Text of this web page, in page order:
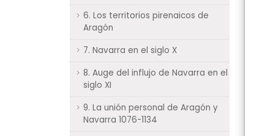
6. Los territorios pirenaicos de
Aragón
7. Navarra en el siglo X
8. Auge del influjo de Navarra en el
siglo XI
9. La unión personal de Aragón y
Navarra 1076-1134